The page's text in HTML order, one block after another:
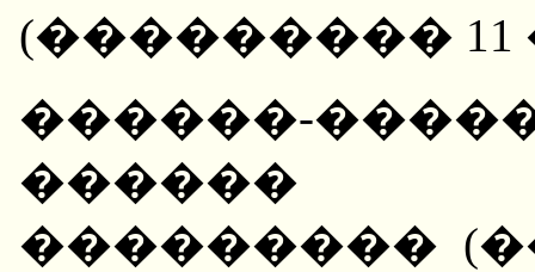
(���������
������-
������
���������